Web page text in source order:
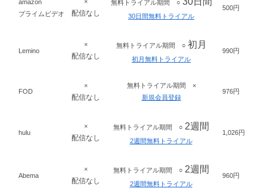
amazon
プライムビデオ
配信なし
無料トライアル期間 ○
30日間無料トライアル
500円
Lemino
×
配信なし
無料トライアル期間 ○ 初月
初月無料トライアル
990円
FOD
×
配信なし
無料トライアル期間 ×
新規会員登録
976円
hulu
×
配信なし
無料トライアル期間 ○ 2週間
2週間無料トライアル
1,026円
Abema
×
配信なし
無料トライアル期間 ○ 2週間
2週間無料トライアル
960円